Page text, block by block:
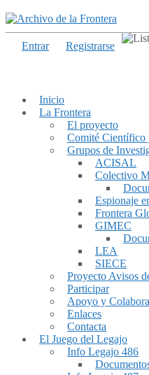
Inicio
La Frontera
El proyecto
Comité Científico
Grupos de
ACISAL
Colectivo
Espionaje
Frontera
GIMEC
LEA
SIECE
Proyecto Avisos
Participar
Apoyo y
Enlaces
Contacta
El Juego del Legajo
Info Legajo 486
Entrar Registrarse